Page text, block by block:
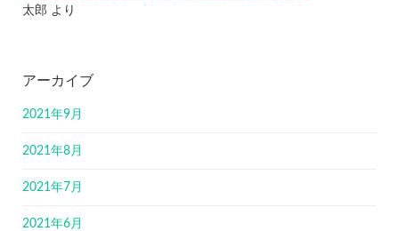
太郎 より
アーカイブ
2021年9月
2021年8月
2021年7月
2021年6月